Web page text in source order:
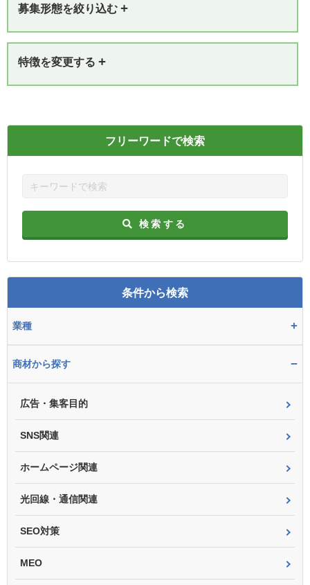
募集形態を絞り込む +
特徴を変更する +
フリーワードで検索
検索する
条件から検索
業種 +
商材から探す −
広告・集客目的
SNS関連
ホームページ関連
光回線・通信関連
SEO対策
MEO